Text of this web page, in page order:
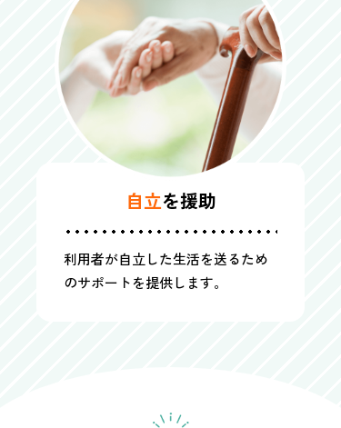
自立を援助
利用者が自立した生活を送るため
のサポートを提供します。